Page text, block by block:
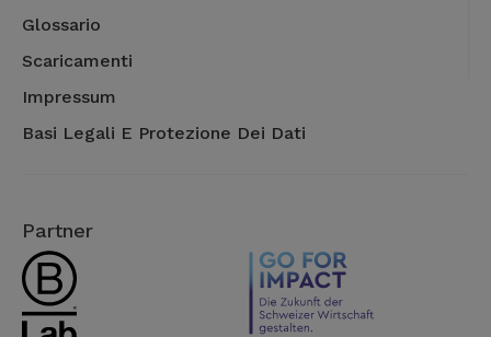
Glossario
Scaricamenti
Impressum
Basi Legali E Protezione Dei Dati
Partner